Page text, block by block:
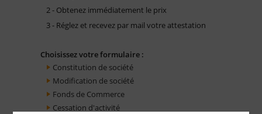
2 - Obtenez immédiatement le prix
3 - Réglez et recevez par mail votre attestation
Choisissez votre formulaire :
Constitution de société
Modification de société
Fonds de Commerce
Cessation d'activité